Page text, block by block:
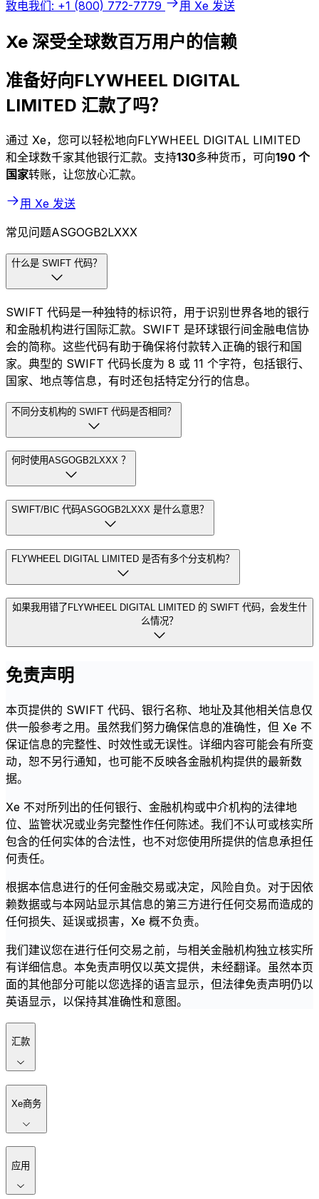
致电我们: +1 (800) 772-7779 用 Xe 发送
Xe 深受全球数百万用户的信赖
准备好向FLYWHEEL DIGITAL
LIMITED 汇款了吗？
通过 Xe，您可以轻松地向FLYWHEEL DIGITAL LIMITED
和全球数千家其他银行汇款。支持130多种货币，可向190 个
国家转账，让您放心汇款。
用 Xe 发送
常见问题ASGOGB2LXXX
什么是 SWIFT 代码？
SWIFT 代码是一种独特的标识符，用于识别世界各地的银行
和金融机构进行国际汇款。SWIFT 是环球银行间金融电信协
会的简称。这些代码有助于确保将付款转入正确的银行和国
家。典型的 SWIFT 代码长度为 8 或 11 个字符，包括银行、
国家、地点等信息，有时还包括特定分行的信息。
不同分支机构的 SWIFT 代码是否相同？
何时使用ASGOGB2LXXX ？
SWIFT/BIC 代码ASGOGB2LXXX 是什么意思？
FLYWHEEL DIGITAL LIMITED 是否有多个分支机构？
如果我用错了FLYWHEEL DIGITAL LIMITED 的 SWIFT 代码，会发生什
么情况？
免责声明
本页提供的 SWIFT 代码、银行名称、地址及其他相关信息仅
供一般参考之用。虽然我们努力确保信息的准确性，但 Xe 不
保证信息的完整性、时效性或无误性。详细内容可能会有所变
动，恕不另行通知，也可能不反映各金融机构提供的最新数
据。
Xe 不对所列出的任何银行、金融机构或中介机构的法律地
位、监管状况或业务完整性作任何陈述。我们不认可或核实所
包含的任何实体的合法性，也不对您使用所提供的信息承担任
何责任。
根据本信息进行的任何金融交易或决定，风险自负。对于因依
赖数据或与本网站显示其信息的第三方进行任何交易而造成的
任何损失、延误或损害，Xe 概不负责。
我们建议您在进行任何交易之前，与相关金融机构独立核实所
有详细信息。本免责声明仅以英文提供，未经翻译。虽然本页
面的其他部分可能以您选择的语言显示，但法律免责声明仍以
英语显示，以保持其准确性和意图。
汇款
Xe商务
应用